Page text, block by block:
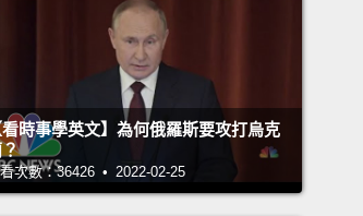
看時事學英文】為何俄羅斯要攻打烏克
次數：36426 • 2022-02-25